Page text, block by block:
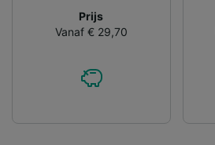
Prijs
Vanaf € 29,70